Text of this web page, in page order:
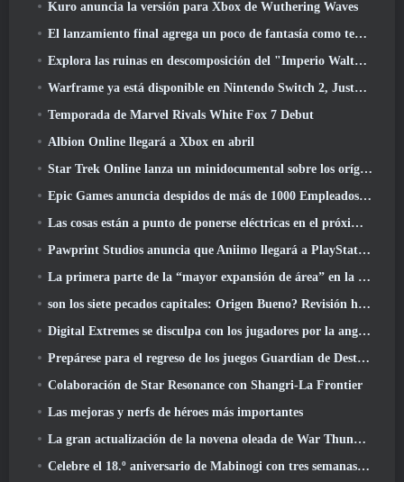
Kuro anuncia la versión para Xbox de Wuthering Waves
El lanzamiento final agrega un poco de fantasía como temporada 10 Lanzamientos
Explora las ruinas en descomposición del "Imperio Walthen" en la próxima gran actualización de RAVEN2
Warframe ya está disponible en Nintendo Switch 2, Justo a tiempo para el lanzamiento de Shadowgrapher
Temporada de Marvel Rivals White Fox 7 Debut
Albion Online llegará a Xbox en abril
Star Trek Online lanza un minidocumental sobre los orígenes de la Federación para celebrar el 16º aniversario
Epic Games anuncia despidos de más de 1000 Empleados, Citando "Descenso en el compromiso de Fortnite"
Las cosas están a punto de ponerse eléctricas en el próximo evento Aftershock de Apex Legends
Pawprint Studios anuncia que Aniimo llegará a PlayStation 5 Y la tienda de Epic Games en los lanzamientos
La primera parte de la “mayor expansión de área” en la historia de RuneScape se lanza hoy
son los siete pecados capitales: Origen Bueno? Revisión honesta
Digital Extremes se disculpa con los jugadores por la angustia causada por las “invitaciones nefastas” en Warframe
Prepárese para el regreso de los juegos Guardian de Destiny 2
Colaboración de Star Resonance con Shangri-La Frontier
Las mejoras y nerfs de héroes más importantes
La gran actualización de la novena oleada de War Thunder mejora el aspecto de las batallas navales con imágenes acuáticas mejoradas
Celebre el 18.º aniversario de Mabinogi con tres semanas de eventos y recompensas